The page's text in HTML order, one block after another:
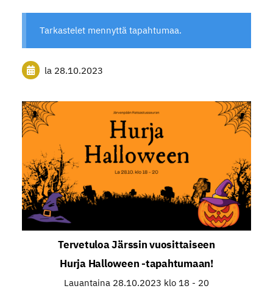
Tarkastelet mennyttä tapahtumaa.
la 28.10.2023
Tervetuloa Järssin vuosittaiseen
Hurja Halloween -tapahtumaan!
Lauantaina 28.10.2023 klo 18 - 20